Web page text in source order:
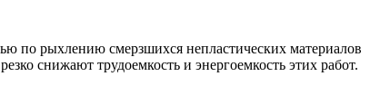
по рыхлению смерзшихся непластических материалов
снижают трудоемкость и энергоемкость этих работ.